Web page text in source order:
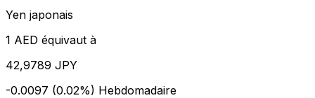
Yen japonais
1 AED équivaut à
42,9789 JPY
-0.0097 (0.02%) Hebdomadaire